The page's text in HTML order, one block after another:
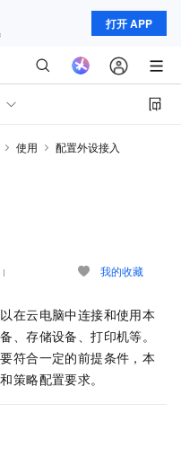
打开 APP
使用
配置外设接入
我的收藏
在云电脑中连接和使用本
、存储设备、打印机等。
符合一定的前提条件，本
策略配置要求。